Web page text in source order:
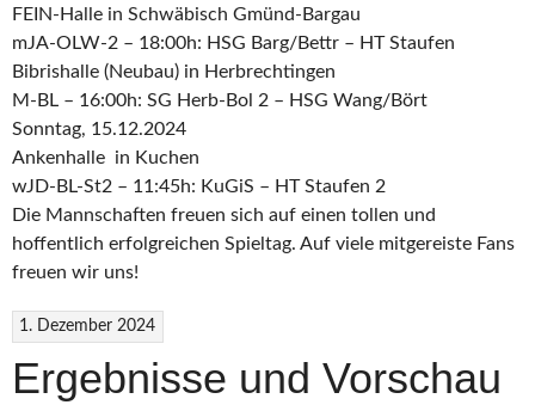
FEIN-Halle in Schwäbisch Gmünd-Bargau
mJA-OLW-2 – 18:00h: HSG Barg/Bettr – HT Staufen
Bibrishalle (Neubau) in Herbrechtingen
M-BL – 16:00h: SG Herb-Bol 2 – HSG Wang/Bört
Sonntag, 15.12.2024
Ankenhalle in Kuchen
wJD-BL-St2 – 11:45h: KuGiS – HT Staufen 2
Die Mannschaften freuen sich auf einen tollen und
hoffentlich erfolgreichen Spieltag. Auf viele mitgereiste Fans
freuen wir uns!
1. Dezember 2024
Ergebnisse und Vorschau